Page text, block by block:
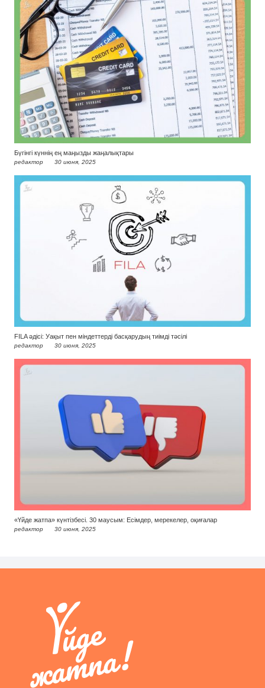
Бүгінгі күннің ең маңызды жаңалықтары
редактор 30 июня, 2025
FILA әдісі: Уақыт пен міндеттерді басқарудың тиімді тәсілі
редактор 30 июня, 2025
«Үйде жатпа» күнтізбесі. 30 маусым: Есімдер, мерекелер, оқиғалар
редактор 30 июня, 2025